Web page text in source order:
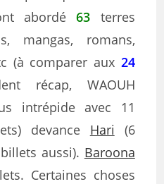
abordé63 terres
mangas, romans,
(à comparer aux 24
récap, WAOUH
intrépide avec 11
devance Hari (6
aussi). Baroona
Certaines choses